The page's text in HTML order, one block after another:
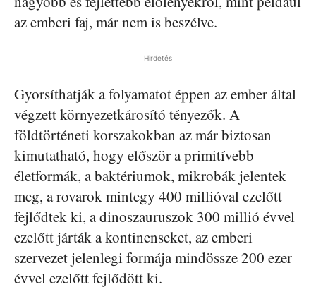
az emberi faj, már nem is beszélve.
Hirdetés
Gyorsíthatják a folyamatot éppen az ember által
végzett környezetkárosító tényezők. A
földtörténeti korszakokban az már biztosan
kimutatható, hogy először a primitívebb
életformák, a baktériumok, mikrobák jelentek
meg, a rovarok mintegy 400 millióval ezelőtt
fejlődtek ki, a dinoszauruszok 300 millió évvel
ezelőtt járták a kontinenseket, az emberi
szervezet jelenlegi formája mindössze 200 ezer
évvel ezelőtt fejlődött ki.